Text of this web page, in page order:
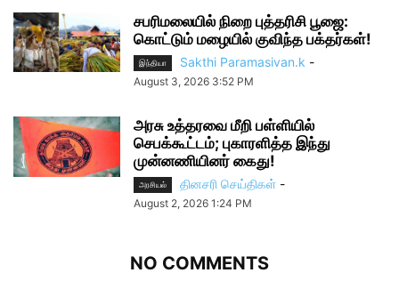
சபரிமலையில் நிறை புத்தரிசி பூஜை:
கொட்டும் மழையில் குவிந்த பக்தர்கள்!
இந்தியா Sakthi Paramasivan.k -
August 3, 2026 3:52 PM
அரசு உத்தரவை மீறி பள்ளியில்
செபக்கூட்டம்; புகாரளித்த இந்து
முன்னணியினர் கைது!
அரசியல் தினசரி செய்திகள் -
August 2, 2026 1:24 PM
NO COMMENTS